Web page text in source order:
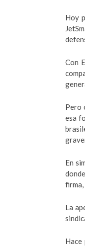
Hoy
Con
Pero
esa
En
La
Hace